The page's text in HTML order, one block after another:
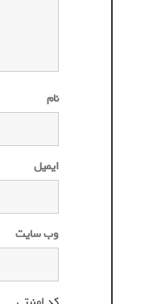
نام
ایمیل
وب‌ سایت